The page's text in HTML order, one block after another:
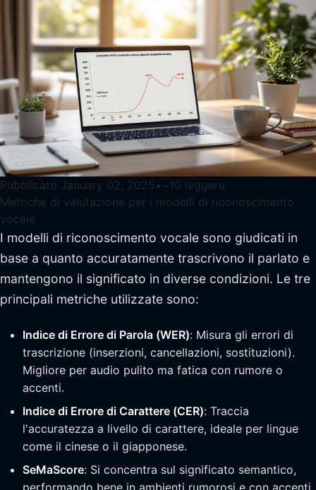
Pubblicato January 02, 2025 • ~10 leggere
Metriche di valutazione per i modelli di riconoscimento
vocale
I modelli di riconoscimento vocale sono giudicati in
base a quanto accuratamente trascrivono il parlato e
mantengono il significato in diverse condizioni. Le tre
principali metriche utilizzate sono:
Indice di Errore di Parola (WER): Misura gli errori di
trascrizione (inserzioni, cancellazioni, sostituzioni).
Migliore per audio pulito ma fatica con rumore o
accenti.
Indice di Errore di Carattere (CER): Traccia
l'accuratezza a livello di carattere, ideale per lingue
come il cinese o il giapponese.
SeMaScore: Si concentra sul significato semantico,